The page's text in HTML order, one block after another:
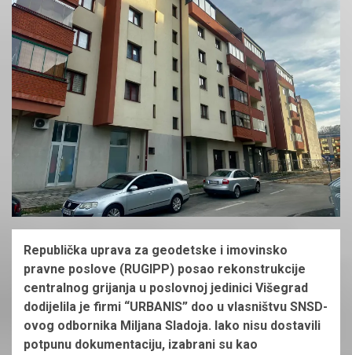
Republička uprava za geodetske i imovinsko
pravne poslove (RUGIPP) posao rekonstrukcije
centralnog grijanja u poslovnoj jedinici Višegrad
dodijelila je firmi “URBANIS” doo u vlasništvu SNSD-
ovog odbornika Miljana Sladoja. Iako nisu dostavili
potpunu dokumentaciju, izabrani su kao